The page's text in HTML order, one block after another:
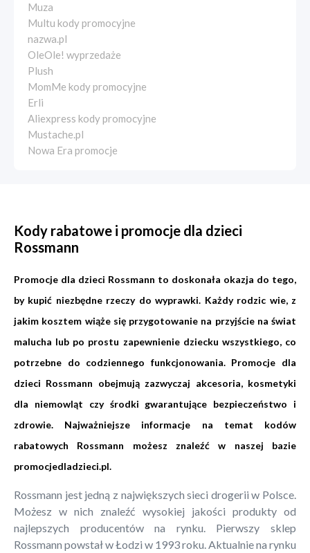
Muza
Multu kody promocyjne
nazwa.pl
OleOle! wyprzedaże
Plush
MomMe kody promocyjne
Erli
Aliexpress kody promocyjne
Mustache.pl
Nowa Era promocje
Kody rabatowe i promocje dla dzieci
Rossmann
Promocje dla dzieci Rossmann to doskonała okazja do tego,
by kupić niezbędne rzeczy do wyprawki. Każdy rodzic wie, z
jakim kosztem wiąże się przygotowanie na przyjście na świat
malucha lub po prostu zapewnienie dziecku wszystkiego, co
potrzebne do codziennego funkcjonowania. Promocje dla
dzieci Rossmann obejmują zazwyczaj akcesoria, kosmetyki
dla niemowląt czy środki gwarantujące bezpieczeństwo i
zdrowie. Najważniejsze informacje na temat kodów
rabatowych Rossmann możesz znaleźć w naszej bazie
promocjedladzieci.pl.
Rossmann jest jedną z największych sieci drogerii w Polsce.
Możesz w nich znaleźć wysokiej jakości produkty od
najlepszych producentów na rynku. Pierwszy sklep
Rossmann powstał w Łodzi w 1993 roku. Aktualnie na rynku